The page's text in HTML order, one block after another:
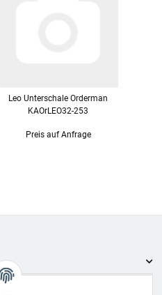
Leo Unterschale Orderman
KAOrLEO32-253
19,44 €inkl. 19% USt.
Preis auf Anfrage